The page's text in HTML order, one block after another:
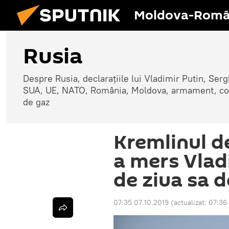
Moldova-
Rusia
Despre Rusia, declarațiile lui Vladimir Putin,
SUA, UE, NATO, România, Moldova,
de gaz
Kremlinul
a mers
de ziua sa
07:35 07.10.2019 (actualizat: 07:36